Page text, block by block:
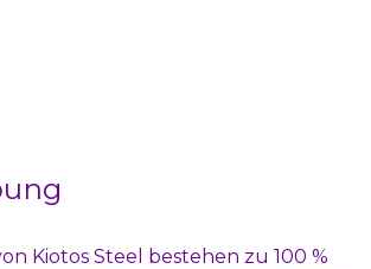
Kiotos Steel bestehen zu 100 %